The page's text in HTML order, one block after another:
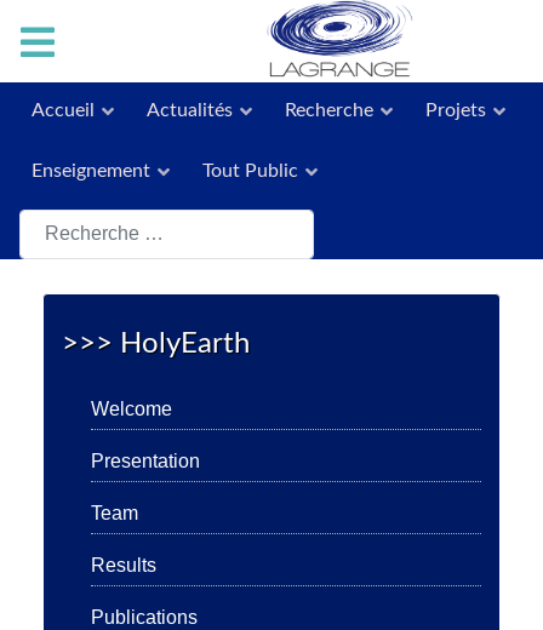
Accueil Actualités Recherche Projets
Enseignement Tout Public
Rechercher
>>> HolyEarth
Welcome
Presentation
Team
Results
Publications